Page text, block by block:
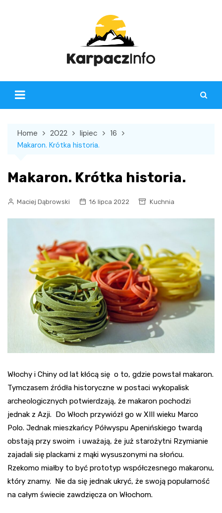
Home 2022 lipiec
16
Makaron. Krótka historia.
Makaron. Krótka historia.
Maciej Dąbrowski 16 lipca 2022 Kuchnia
Włochy i Chiny od lat kłócą się o to, gdzie powstał makaron.
Tymczasem źródła historyczne w postaci wykopalisk
archeologicznych potwierdzają, że makaron pochodzi
jednak z Azji. Do Włoch przywiózł go w XIII wieku Marco
Polo. Jednak mieszkańcy Półwyspu Apenińskiego twardą
obstają przy swoim i uważają, że już starożytni Rzymianie
zajadali się plackami z mąki wysuszonymi na słońcu.
Rzekomo miałby to być prototyp współczesnego makaronu,
który znamy. Nie da się jednak ukryć, że swoją popularność
na całym świecie zawdzięcza on Włochom.